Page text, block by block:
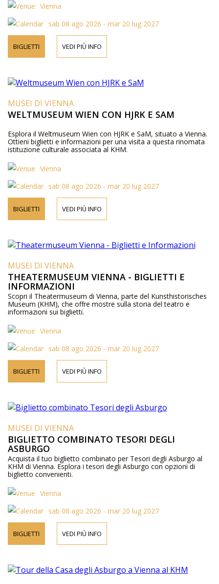
Vienna
sab 08 ago 2026 - mar 20 lug 2027
BIGLIETTI VEDI PIÙ INFO
MUSEI DI VIENNA
WELTMUSEUM WIEN CON HJRK E SAM
Esplora il Weltmuseum Wien con HJRK e SaM, situato a Vienna.
Ottieni biglietti e informazioni per una visita a questa rinomata
istituzione culturale associata al KHM.
Vienna
sab 08 ago 2026 - mar 20 lug 2027
BIGLIETTI VEDI PIÙ INFO
MUSEI DI VIENNA
THEATERMUSEUM VIENNA - BIGLIETTI E
INFORMAZIONI
Scopri il Theatermuseum di Vienna, parte del Kunsthistorisches
Museum (KHM), che offre mostre sulla storia del teatro e
informazioni sui biglietti.
Vienna
sab 08 ago 2026 - mar 20 lug 2027
BIGLIETTI VEDI PIÙ INFO
MUSEI DI VIENNA
BIGLIETTO COMBINATO TESORI DEGLI
ASBURGO
Acquista il tuo biglietto combinato per Tesori degli Asburgo al
KHM di Vienna. Esplora i tesori degli Asburgo con opzioni di
biglietto convenienti.
Vienna
sab 08 ago 2026 - mar 20 lug 2027
BIGLIETTI VEDI PIÙ INFO